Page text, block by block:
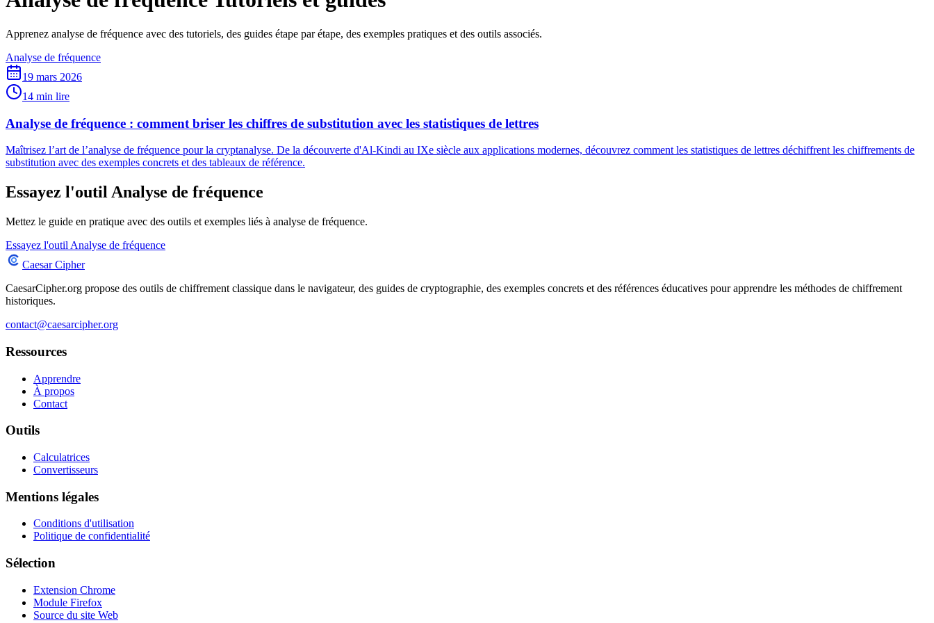
Apprenez analyse de fréquence avec des tutoriels, des guides étape par étape, des exemples pratiques et des outils associés.
Analyse de fréquence
19 mars 2026
14 min lire
Analyse de fréquence : comment briser les chiffres de substitution avec les statistiques de lettres
Maîtrisez l’art de l’analyse de fréquence pour la cryptanalyse. De la découverte d'Al-Kindi au IXe siècle aux applications modernes, découvrez comment les statistiques de lettres déchiffrent les chiffrements de
substitution avec des exemples concrets et des tableaux de référence.
Essayez l'outil Analyse de fréquence
Mettez le guide en pratique avec des outils et exemples liés à analyse de fréquence.
Essayez l'outil Analyse de fréquence
Caesar Cipher
CaesarCipher.org propose des outils de chiffrement classique dans le navigateur, des guides de cryptographie, des exemples concrets et des références éducatives pour apprendre les méthodes de chiffrement
historiques.
contact@caesarcipher.org
Ressources
Apprendre
À propos
Contact
Outils
Calculatrices
Convertisseurs
Mentions légales
Conditions d'utilisation
Politique de confidentialité
Sélection
Extension Chrome
Module Firefox
Source du site Web